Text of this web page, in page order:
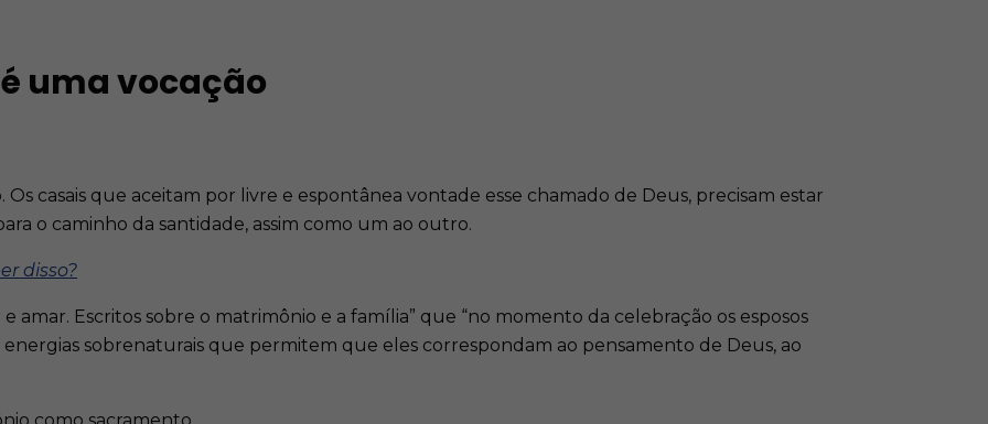
uma vocação
casais que aceitam por livre e espontânea vontade esse chamado de Deus, precisam estar
o caminho da santidade, assim como um ao outro.
disso?
amar. Escritos sobre o matrimônio e a família” que “no momento da celebração os esposos
sobrenaturais que permitem que eles correspondam ao pensamento de Deus, ao